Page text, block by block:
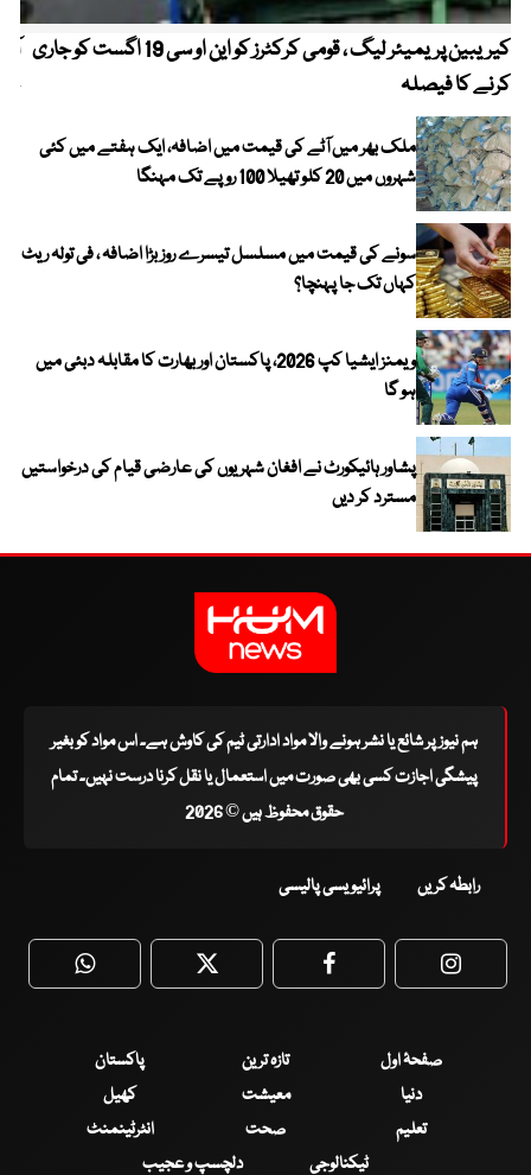
کیریبین پریمیئر لیگ ، قومی کرکٹرز کو این او سی 19 اگست کو جاری
کرنے کا فیصلہ
ملک بھر میں آٹے کی قیمت میں اضافہ، ایک ہفتے میں کئی
شہروں میں 20 کلو تھیلا 100 روپے تک مہنگا
سونے کی قیمت میں مسلسل تیسرے روز بڑا اضافہ ، فی تولہ ریٹ
کہاں تک جا پہنچا؟
ویمنز ایشیا کپ 2026، پاکستان اور بھارت کا مقابلہ دبئی میں
ہو گا
پشاور ہائیکورٹ نے افغان شہریوں کی عارضی قیام کی درخواستیں
مسترد کر دیں
ہم نیوز پر شائع یا نشر ہونے والا مواد ادارتی ٹیم کی کاوش ہے۔ اس مواد کو بغیر
پیشگی اجازت کسی بھی صورت میں استعمال یا نقل کرنا درست نہیں۔ تمام
حقوق محفوظ ہیں © 2026
رابطہ کریں پرائیویسی پالیسی
WhatsApp Twitter Facebook
صفحۂ اول تازہ ترین
پاکستان
دنیا
معیشت
کھیل
تعلیم
صحت
انٹرٹینمنٹ
ٹیکنالوجی
دلچسپ و عجیب